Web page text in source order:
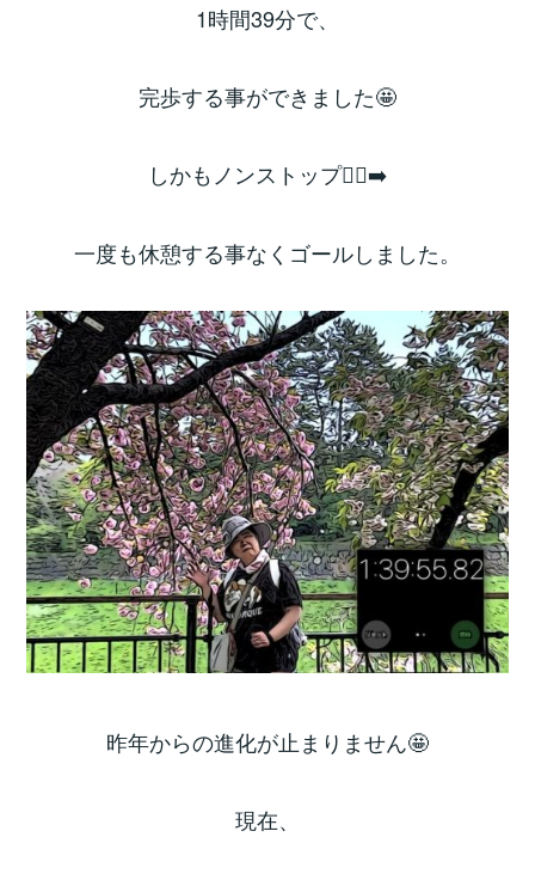
1時間39分で、
完歩する事ができました🤩
しかもノンストップ🚶‍♂️‍➡️
一度も休憩する事なくゴールしました。
昨年からの進化が止まりません🤩
現在、